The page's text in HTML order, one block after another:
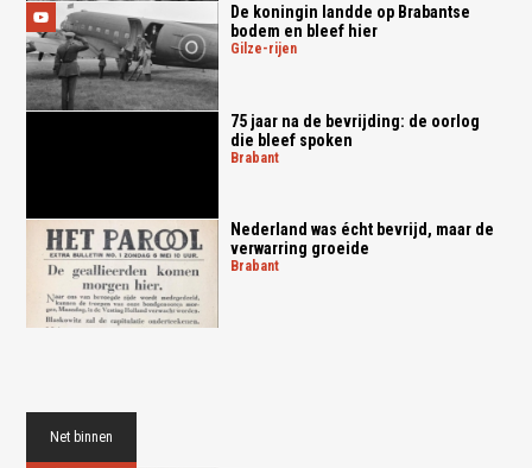
De koningin landde op Brabantse
bodem en bleef hier
gilze-rijen
75 jaar na de bevrijding: de oorlog
die bleef spoken
brabant
Nederland was écht bevrijd, maar de
verwarring groeide
brabant
Net binnen